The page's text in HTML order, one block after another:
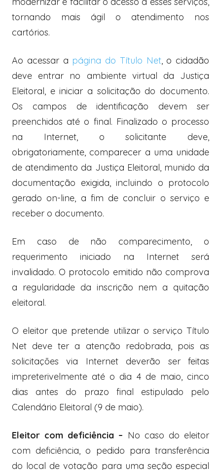
tornando mais ágil o atendimento nos
cartórios.
Ao acessar a página do Título Net, o cidadão
deve entrar no ambiente virtual da Justiça
Eleitoral, e iniciar a solicitação do documento.
Os campos de identificação devem ser
preenchidos até o final. Finalizado o processo
na Internet, o solicitante deve,
obrigatoriamente, comparecer a uma unidade
de atendimento da Justiça Eleitoral, munido da
documentação exigida, incluindo o protocolo
gerado on-line, a fim de concluir o serviço e
receber o documento.
Em caso de não comparecimento, o
requerimento iniciado na Internet será
invalidado. O protocolo emitido não comprova
a regularidade da inscrição nem a quitação
eleitoral.
O eleitor que pretende utilizar o serviço Título
Net deve ter a atenção redobrada, pois as
solicitações via Internet deverão ser feitas
impreterivelmente até o dia 4 de maio, cinco
dias antes do prazo final estipulado pelo
Calendário Eleitoral (9 de maio).
Eleitor com deficiência – No caso do eleitor
com deficiência, o pedido para transferência
do local de votação para uma seção especial